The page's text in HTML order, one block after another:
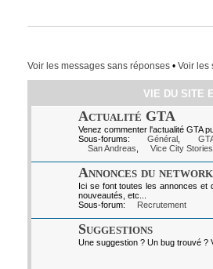
Voir les messages sans réponses• Voir les
VIE DU SITE
Actualité GTA
Venez commenter l'actualité GTA
Sous-forums:
Général
San Andreas
Vice City Stories
Annonces du network
Ici se font toutes les annonces et
nouveautés, etc...
Sous-forum:
Recrutement
Suggestions
Une suggestion ? Un bug trouvé ?